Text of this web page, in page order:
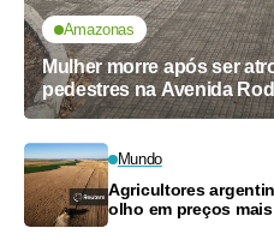
Amazonas
Mulher morre após ser
pedestres na Avenida
Mundo
Agricultores
olho em preços